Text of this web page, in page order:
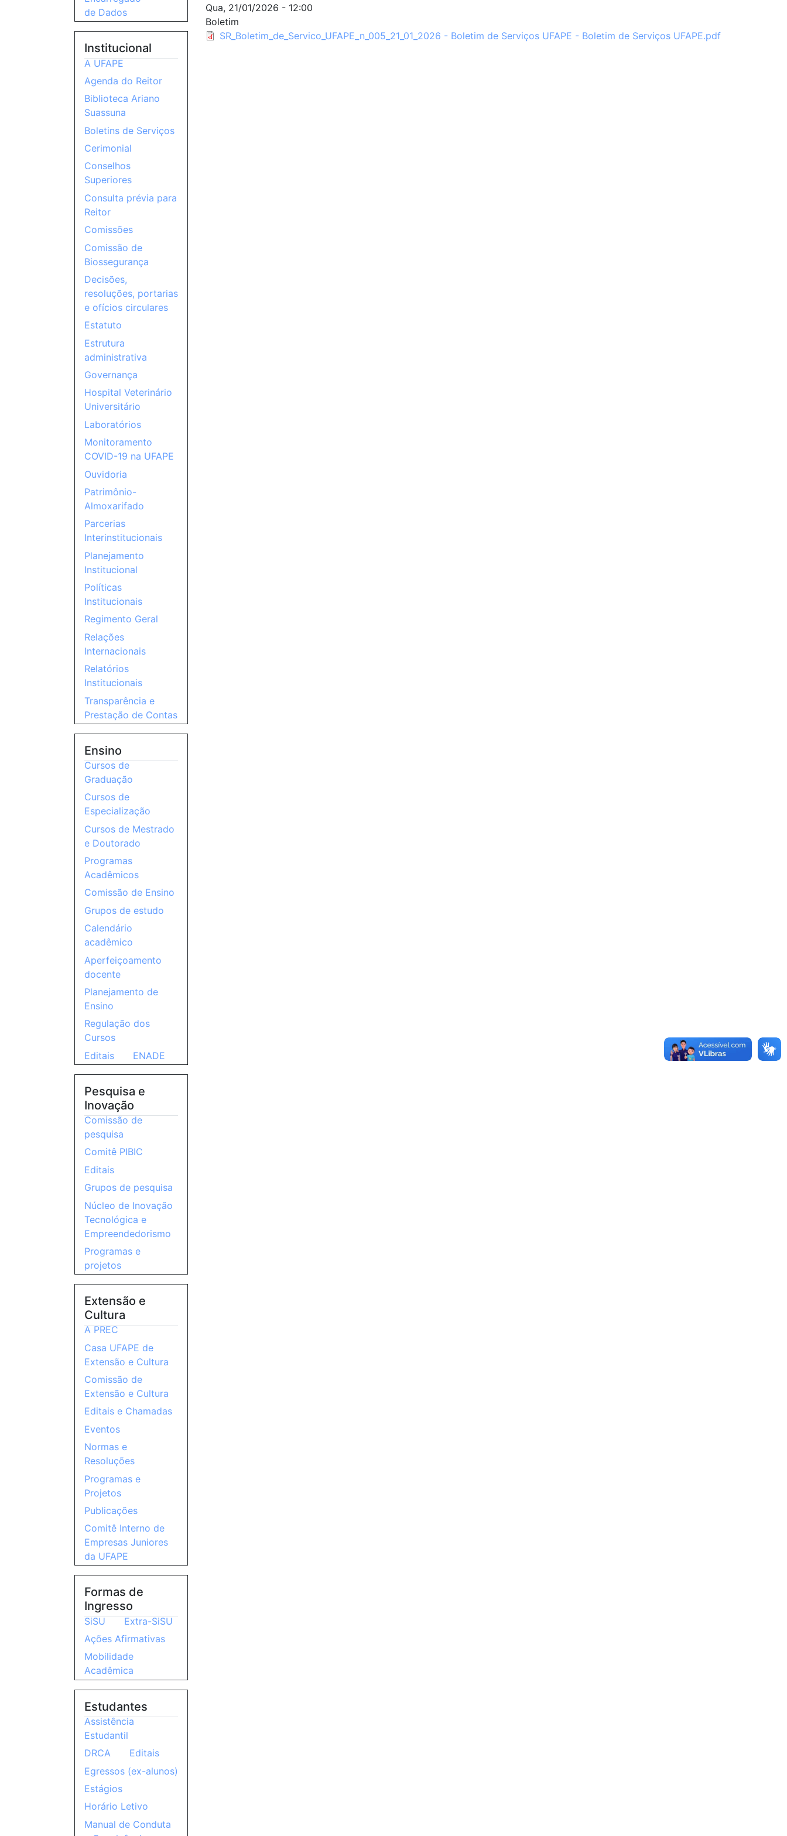
Qua, 21/01/2026 - 12:00
Boletim
SR_Boletim_de_Servico_UFAPE_n_005_21_01_2026 - Boletim de Serviços UFAPE - Boletim de Serviços UFAPE.pdf
de Dados
Institucional
A UFAPE
Agenda do Reitor
Biblioteca Ariano
Suassuna
Boletins de Serviços
Cerimonial
Conselhos
Superiores
Consulta prévia para
Reitor
Comissões
Comissão de
Biossegurança
Decisões,
resoluções, portarias
e ofícios circulares
Estatuto
Estrutura
administrativa
Governança
Hospital Veterinário
Universitário
Laboratórios
Monitoramento
COVID-19 na UFAPE
Ouvidoria
Patrimônio-
Almoxarifado
Parcerias
Interinstitucionais
Planejamento
Institucional
Políticas
Institucionais
Regimento Geral
Relações
Internacionais
Relatórios
Institucionais
Transparência e
Prestação de Contas
Ensino
Cursos de
Graduação
Cursos de
Especialização
Cursos de Mestrado
e Doutorado
Programas
Acadêmicos
Comissão de Ensino
Grupos de estudo
Calendário
acadêmico
Aperfeiçoamento
docente
Planejamento de
Ensino
Regulação dos
Cursos
Editais
ENADE
Pesquisa e
Inovação
Comissão de
pesquisa
Comitê PIBIC
Editais
Grupos de pesquisa
Núcleo de Inovação
Tecnológica e
Empreendedorismo
Programas e
projetos
Extensão e
Cultura
A PREC
Casa UFAPE de
Extensão e Cultura
Comissão de
Extensão e Cultura
Editais e Chamadas
Eventos
Normas e
Resoluções
Programas e
Projetos
Publicações
Comitê Interno de
Empresas Juniores
da UFAPE
Formas de
Ingresso
SiSU
Extra-SiSU
Ações Afirmativas
Mobilidade
Acadêmica
Estudantes
Assistência
Estudantil
DRCA
Editais
Egressos (ex-alunos)
Estágios
Horário Letivo
Manual de Conduta